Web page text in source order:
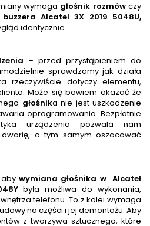
wymaga głośnik rozmówczy
Alcatel 3X 2019 5048U,
identycznie.
– przed przystąpieniem do
sprawdzamy jak działa
rzeczywiście dotyczy elementu,
Może się bowiem okazać że
głośnika nie jest uszkodzenie
oprogramowania. Bezpłatnie
urządzenia pozwala nam
a tym samym oszacować
wymiana głośnika w Alcatel
była możliwa do wykonania,
telefonu. To z kolei wymaga
na części i jej demontażu. Aby
z tworzywa sztucznego, które